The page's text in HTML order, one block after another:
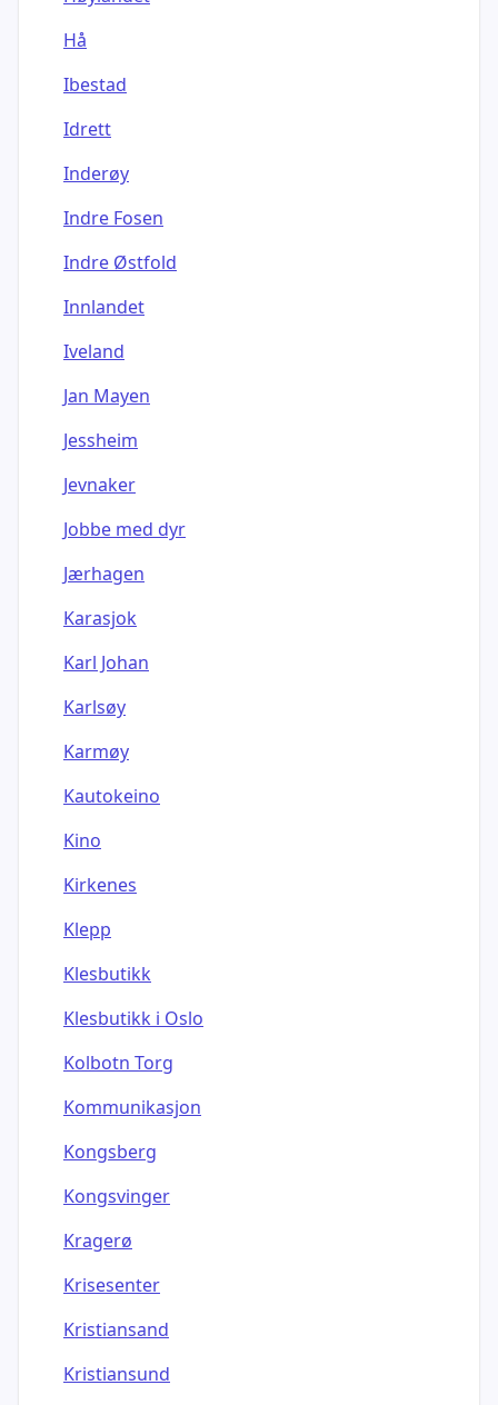
Hå
Ibestad
Idrett
Inderøy
Indre Fosen
Indre Østfold
Innlandet
Iveland
Jan Mayen
Jessheim
Jevnaker
Jobbe med dyr
Jærhagen
Karasjok
Karl Johan
Karlsøy
Karmøy
Kautokeino
Kino
Kirkenes
Klepp
Klesbutikk
Klesbutikk i Oslo
Kolbotn Torg
Kommunikasjon
Kongsberg
Kongsvinger
Kragerø
Krisesenter
Kristiansand
Kristiansund